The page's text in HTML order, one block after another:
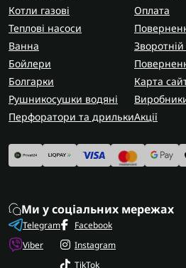
Котли газові
Теплові насоси
Ванна
Бойлери
Болгарки
Рушникосушки водяні
Перфоратори та дрильки
Оплата
Зворотній
Карта
Акції
Ми у соціальних мережах
Telegram
Viber
Facebook
Instagram
TikTok